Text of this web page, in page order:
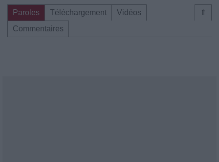
⇑
Paroles Téléchargement
Vidéos
Commentaires